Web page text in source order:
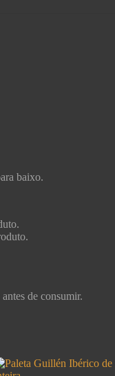
baixo.
de consumir.